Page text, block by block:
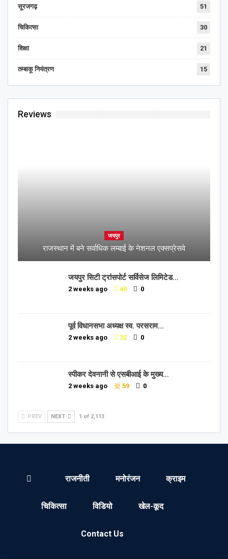
सूरजगढ़ 51
चिकित्सा 30
शिक्षा 21
तम्बाकू नियंत्रण 15
Reviews
जयपुर
राजस्थान में बने सर्वाधिक लम्बाई के नेशनल एक्सप्रेसवे
जयपुर सिटी ट्रांसपोर्ट सर्विसेज लिमिटेड…
2 weeks ago 40 0
पूर्व विधानसभा अध्यक्ष स्व. परसराम…
2 weeks ago 32 0
स्पीकर देवनानी से एसबीआई के मुख्य…
2 weeks ago 59 0
PREV NEXT 1 of 2,113
राजनीती मनोरंजन क्राइम
चिकित्सा विडियो खेल-कूद
Contact Us